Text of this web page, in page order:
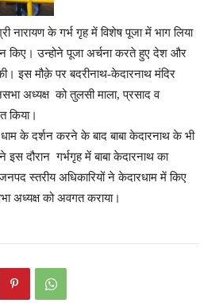
नारायण के गर्भ गृह में विशेष पूजा में भाग लिया
किए। उन्होने पूजा अर्चना करते हुए देश और
इस मौक़े पर बदरीनाथ-केदारनाथ मंदिर
अध्यक्ष को तुलसी माला, प्रसाद व
किया।
धाम के दर्शन करने के बाद बाबा केदारनाथ के भी
इस दौरान गर्भगृह में बाबा केदारनाथ का
स्तरीय अधिकारियों ने केदारधाम में किए
अध्यक्ष को अवगत कराया।